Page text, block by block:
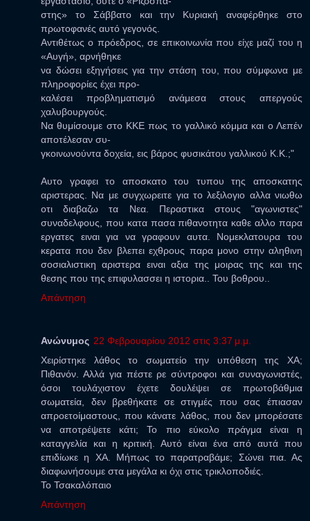
στης» το Σάββατο και την Κυριακή αναφέρθηκε στο
πρωτοφανές αυτό γεγονός.
Αντιθέτως ο πρόεδρος, σε επικοινωνία που είχε μαζί του η
«Αυγή», αρνήθηκε
να δώσει εξηγήσεις για την στάση του, που σύμφωνα με
πληροφορίες έχει προ-
καλέσει προβληματισμό ανάμεσα στους απεργούς
χαλυβουργούς.
Να θυμίσουμε στο ΚΚΕ πως το γαλλικό κόμμα και ο Λεπέν
αποτέλεσαν συ-
γκοινωνούντα δοχεία, εις βάρος φυσικάτου γαλλικού Κ.Κ.;"
Αυτο γραφει το αποσκατο του τυπου της αποσκατης
αριστερας. Να με συγχωρειτε για το λεξιλογιο αλλα νιωθω
οτι διαβαζω τα Νεα. Περαστικα στους "αγωνιστες"
συναδελφους, που κατα πασα πιθανοτητα καθε αλλο παρα
εργατες ειναι για να γραφουν αυτα. Νομεκλατουρα του
κερατα που δεν βλεπει εχθρους παρα μονο στην αληθινη
σοσιαλιστικη αριστερα ειναι αξια της μοιρας της και της
θεσης που της επιφυλασσει η ιστορια.. Του βοθρου..
Απάντηση
Ανώνυμος 22 Φεβρουαρίου 2012 στις 3:37 μ.μ.
Χειρίστηκε λάθος το σωματείο την υπόθεση της ΧΑ;
Πιθανόν. Αλλά για πέστε ρε σύντροφοι και συναγωνιστές,
όσοι τουλάχιστον έχετε δουλέψει σε πρωτοβάθμια
σωματεία, δεν βρεθήκατε σε στιγμές που σας έπιασαν
απροετοίμαστους, που κάνατε λάθος, που δεν μπορέσατε
να αποτρέψετε κάτι; Το πιο εύκολο πράγμα είναι η
καταγγελία και η κριτική. Αυτό είναι ένα από αυτά που
επιδίωκε η ΧΑ. Μήπως το παρατραβάμε; Σώνει πια. Ας
διαφωνήσουμε στα μεγάλα κι όχι στις τρικλοποδιές.
Το Τσακαλόπαιο
Απάντηση